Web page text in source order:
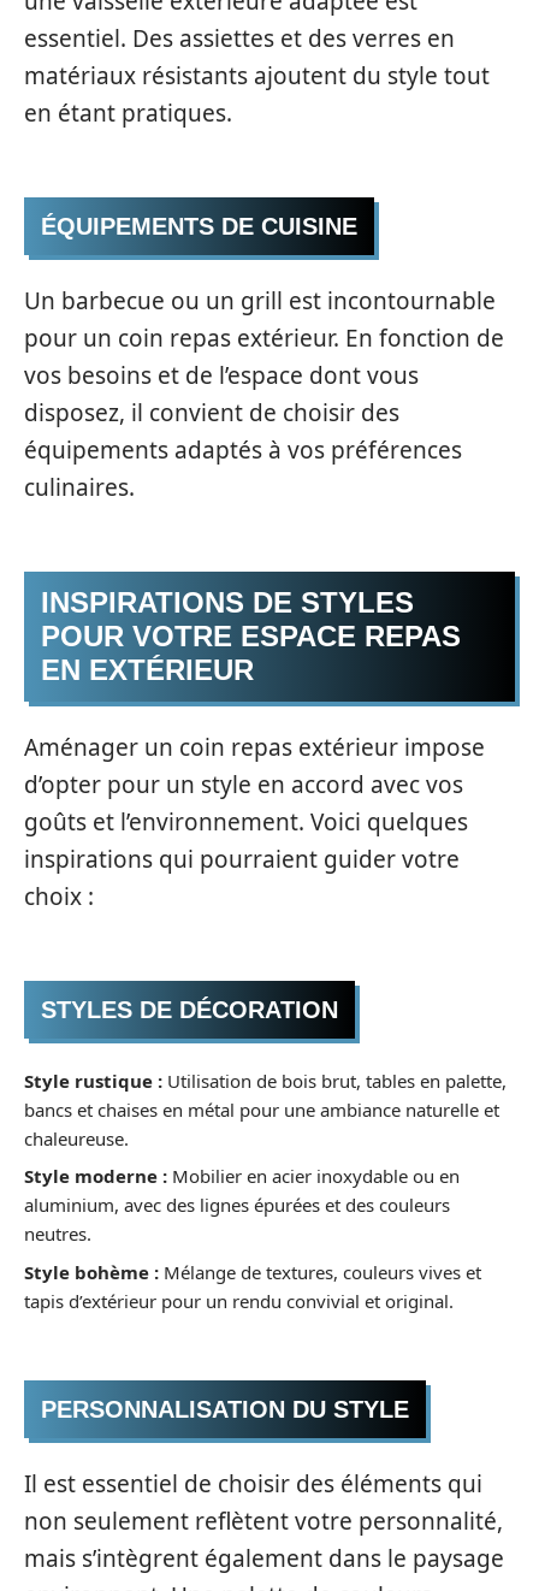
essentiel. Des assiettes et des verres en
matériaux résistants ajoutent du style tout
en étant pratiques.
ÉQUIPEMENTS DE CUISINE
Un barbecue ou un grill est incontournable
pour un coin repas extérieur. En fonction de
vos besoins et de l’espace dont vous
disposez, il convient de choisir des
équipements adaptés à vos préférences
culinaires.
INSPIRATIONS DE STYLES
POUR VOTRE ESPACE REPAS
EN EXTÉRIEUR
Aménager un coin repas extérieur impose
d’opter pour un style en accord avec vos
goûts et l’environnement. Voici quelques
inspirations qui pourraient guider votre
choix :
STYLES DE DÉCORATION
Style rustique : Utilisation de bois brut, tables en palette,
bancs et chaises en métal pour une ambiance naturelle et
chaleureuse.
Style moderne : Mobilier en acier inoxydable ou en
aluminium, avec des lignes épurées et des couleurs
neutres.
Style bohème : Mélange de textures, couleurs vives et
tapis d’extérieur pour un rendu convivial et original.
PERSONNALISATION DU STYLE
Il est essentiel de choisir des éléments qui
non seulement reflètent votre personnalité,
mais s’intègrent également dans le paysage